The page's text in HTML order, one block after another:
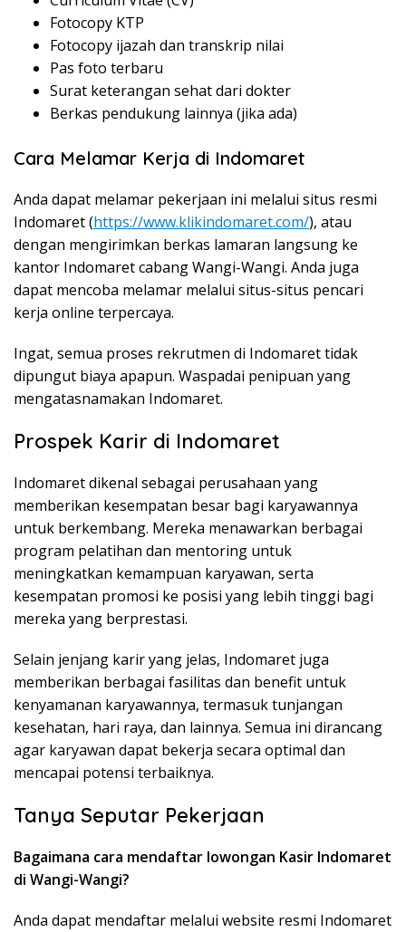
Fotocopy KTP
Fotocopy ijazah dan transkrip nilai
Pas foto terbaru
Surat keterangan sehat dari dokter
Berkas pendukung lainnya (jika ada)
Cara Melamar Kerja di Indomaret
Anda dapat melamar pekerjaan ini melalui situs resmi
Indomaret (https://www.klikindomaret.com/), atau
dengan mengirimkan berkas lamaran langsung ke
kantor Indomaret cabang Wangi-Wangi. Anda juga
dapat mencoba melamar melalui situs-situs pencari
kerja online terpercaya.
Ingat, semua proses rekrutmen di Indomaret tidak
dipungut biaya apapun. Waspadai penipuan yang
mengatasnamakan Indomaret.
Prospek Karir di Indomaret
Indomaret dikenal sebagai perusahaan yang
memberikan kesempatan besar bagi karyawannya
untuk berkembang. Mereka menawarkan berbagai
program pelatihan dan mentoring untuk
meningkatkan kemampuan karyawan, serta
kesempatan promosi ke posisi yang lebih tinggi bagi
mereka yang berprestasi.
Selain jenjang karir yang jelas, Indomaret juga
memberikan berbagai fasilitas dan benefit untuk
kenyamanan karyawannya, termasuk tunjangan
kesehatan, hari raya, dan lainnya. Semua ini dirancang
agar karyawan dapat bekerja secara optimal dan
mencapai potensi terbaiknya.
Tanya Seputar Pekerjaan
Bagaimana cara mendaftar lowongan Kasir Indomaret
di Wangi-Wangi?
Anda dapat mendaftar melalui website resmi Indomaret